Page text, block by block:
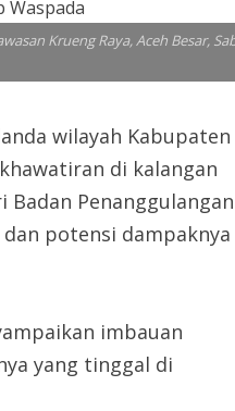
Krueng Raya, Aceh Besar,
wilayah Kabupaten
di kalangan
Penanggulangan
potensi dampaknya
imbauan
yang tinggal di